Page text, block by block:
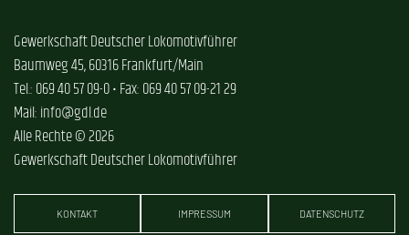
Gewerkschaft Deutscher Lokomotivführer
Baumweg 45, 60316 Frankfurt/Main
Tel.: 069 40 57 09-0 • Fax: 069 40 57 09-21 29
Mail: info@gdl.de
Alle Rechte © 2026
Gewerkschaft Deutscher Lokomotivführer
KONTAKT IMPRESSUM DATENSCHUTZ